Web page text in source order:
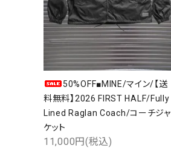
50%OFF■MINE/マイン/【送
料無料】2026 FIRST HALF/Fully
Lined Raglan Coach/コーチジャ
ケット
11,000円(税込)